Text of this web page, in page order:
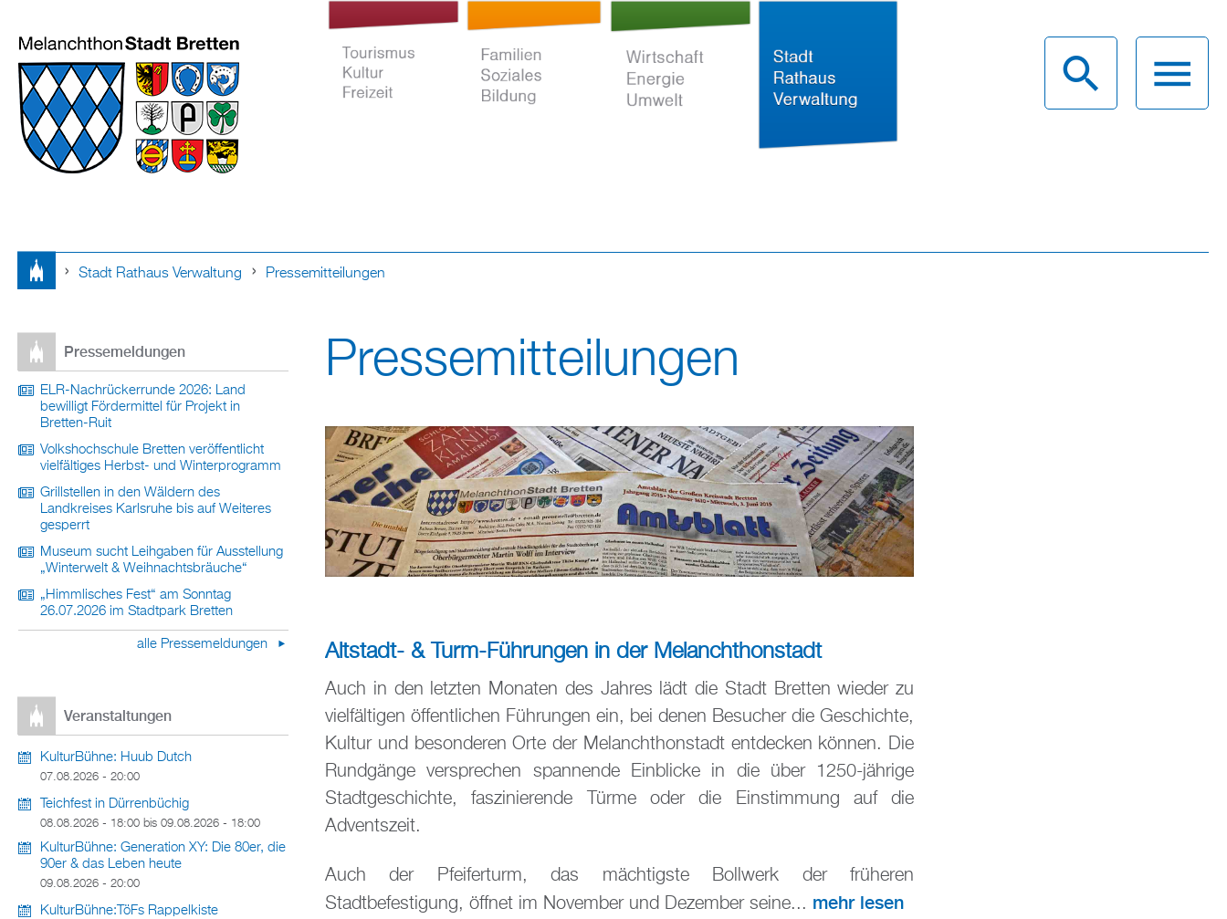
Inhalt
sind
hier
Stadt Rathaus Verwaltung Pressemitteilungen
Pressemitteilungen
Altstadt- & Turm-Führungen in der Melanchthonstadt
Auch in den letzten Monaten des Jahres lädt die Stadt Bretten wieder zu
vielfältigen öffentlichen Führungen ein, bei denen Besucher die Geschichte,
Kultur und besonderen Orte der Melanchthonstadt entdecken können. Die
Rundgänge versprechen spannende Einblicke in die über 1250-jährige
Stadtgeschichte, faszinierende Türme oder die Einstimmung auf die
Adventszeit.
Auch der Pfeiferturm, das mächtigste Bollwerk der früheren
Stadtbefestigung, öffnet im November und Dezember seine... mehr lesen
Pressemeldungen
ELR-Nachrückerrunde 2026: Land
bewilligt Fördermittel für Projekt in
Bretten-Ruit
Volkshochschule Bretten veröffentlicht
vielfältiges Herbst- und Winterprogramm
Grillstellen in den Wäldern des
Landkreises Karlsruhe bis auf Weiteres
gesperrt
Museum sucht Leihgaben für Ausstellung
„Winterwelt & Weihnachtsbräuche“
„Himmlisches Fest“ am Sonntag
26.07.2026 im Stadtpark Bretten
alle Pressemeldungen
Veranstaltungen
KulturBühne: Huub Dutch
07.08.2026 - 20:00
Teichfest in Dürrenbüchig
08.08.2026 - 18:00 bis 09.08.2026 - 18:00
KulturBühne: Generation XY: Die 80er, die
90er & das Leben heute
09.08.2026 - 20:00
KulturBühne:TöFs Rappelkiste